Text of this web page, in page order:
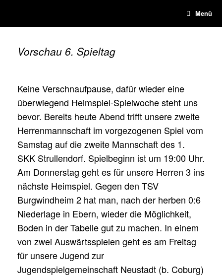
Menü
Vorschau 6. Spieltag
Keine Verschnaufpause, dafür wieder eine
überwiegend Heimspiel-Spielwoche steht uns
bevor. Bereits heute Abend trifft unsere zweite
Herrenmannschaft im vorgezogenen Spiel vom
Samstag auf die zweite Mannschaft des 1.
SKK Strullendorf. Spielbeginn ist um 19:00 Uhr.
Am Donnerstag geht es für unsere Herren 3 ins
nächste Heimspiel. Gegen den TSV
Burgwindheim 2 hat man, nach der herben 0:6
Niederlage in Ebern, wieder die Möglichkeit,
Boden in der Tabelle gut zu machen. In einem
von zwei Auswärtsspielen geht es am Freitag
für unsere Jugend zur
Jugendspielgemeinschaft Neustadt (b. Coburg)